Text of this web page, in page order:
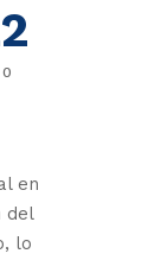
0
en
del
lo